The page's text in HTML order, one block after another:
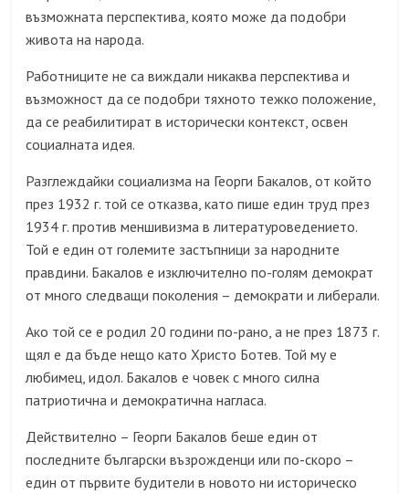
възможната перспектива, която може да подобри
живота на народа.
Работниците не са виждали никаква перспектива и
възможност да се подобри тяхното тежко положение,
да се реабилитират в исторически контекст, освен
социалната идея.
Разглеждайки социализма на Георги Бакалов, от който
през 1932 г. той се отказва, като пише един труд през
1934 г. против меншивизма в литературоведението.
Той е един от големите застъпници за народните
правдини. Бакалов е изключително по-голям демократ
от много следващи поколения – демократи и либерали.
Ако той се е родил 20 години по-рано, а не през 1873 г.
щял е да бъде нещо като Христо Ботев. Той му е
любимец, идол. Бакалов е човек с много силна
патриотична и демократична нагласа.
Действително – Георги Бакалов беше един от
последните български възрожденци или по-скоро –
един от първите будители в новото ни историческо